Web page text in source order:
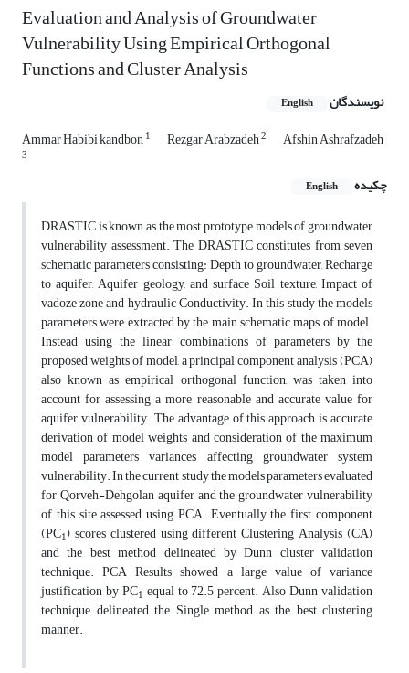
Evaluation and Analysis of Groundwater
Vulnerability Using Empirical Orthogonal
Functions and Cluster Analysis
نویسندگان English
Ammar Habibi kandbon1 Rezgar Arabzadeh2 Afshin Ashrafzadeh
3
چکیده English
DRASTIC is known as the most prototype models of groundwater
vulnerability assessment. The DRASTIC constitutes from seven
schematic parameters consisting: Depth to groundwater, Recharge
to aquifer, Aquifer geology, and surface Soil texture, Impact of
vadoze zone and hydraulic Conductivity. In this study the models
parameters were extracted by the main schematic maps of model.
Instead using the linear combinations of parameters by the
proposed weights of model, a principal component analysis (PCA)
also known as empirical orthogonal function, was taken into
account for assessing a more reasonable and accurate value for
aquifer vulnerability. The advantage of this approach is accurate
derivation of model weights and consideration of the maximum
model parameters variances affecting groundwater system
vulnerability. In the current study the models parameters evaluated
for Qorveh-Dehgolan aquifer and the groundwater vulnerability
of this site assessed using PCA. Eventually the first component
(PC1) scores clustered using different Clustering Analysis (CA)
and the best method delineated by Dunn cluster validation
technique. PCA Results showed a large value of variance
justification by PC1 equal to 72.5 percent. Also Dunn validation
technique delineated the Single method as the best clustering
manner.